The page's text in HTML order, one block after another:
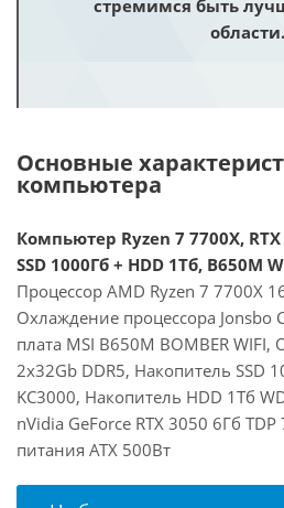
стремимся быть
области.
Основные
компьютера
Компьютер Ryzen 7 7700X, RTX
SSD 1000Гб + HDD 1Тб, B650M
Процессор AMD Ryzen 7 7700X
Охлаждение процессора Jonsbo
плата MSI B650M BOMBER
2x32Gb DDR5, Накопитель SSD
KC3000, Накопитель HDD 1Тб
nVidia GeForce RTX 3050 6Гб
питания ATX 500Вт